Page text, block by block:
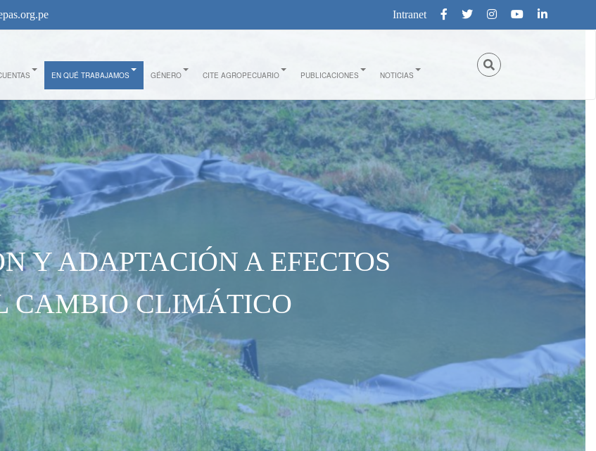
Intranet
EN QUÉ TRABAJAMOS GÉNERO CITE AGROPECUARIO PUBLICACIONES NOTICIAS
Y ADAPTACIÓN A EFECTOS
CAMBIO CLIMÁTICO